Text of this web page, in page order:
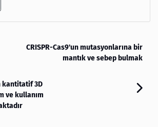
CRISPR-Cas9'un mutasyonlarına bir
mantık ve sebep bulmak
3D
ve kullanım